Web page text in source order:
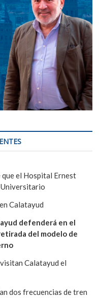
el Hospital Ernest
Universitario
Calatayud
defenderá en el
del modelo de
Calatayud el
dos frecuencias de tren